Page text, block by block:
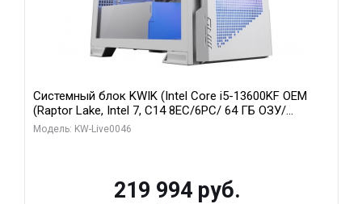
Системный блок KWIK (Intel Core i5-13600KF OEM
(Raptor Lake, Intel 7, C14 8EC/6PC/ 64 ГБ ОЗУ/
Gigabyte RTX5060Ti GAMING OC 8GB GDDR7 128bit
Модель: KW-Live0046
219 994 руб.